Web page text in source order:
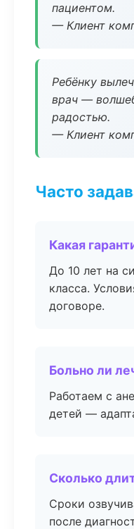
пациентом.
— Клиент
Ребёнку
врач —
радостью.
— Клиент
Часто
Какая
До 10 лет на
класса.
договоре.
Больно ли
Работаем с
детей —
Сколько
Сроки
после